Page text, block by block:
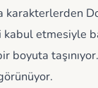
karakterlerden
etmesiyle
boyuta